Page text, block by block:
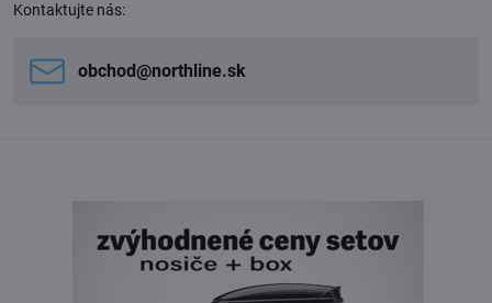
Kontaktujte nás:
obchod​@northline​.sk